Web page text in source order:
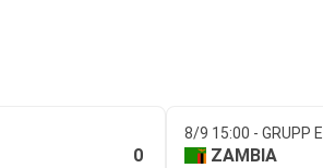
0
8/9 15:00 - GRUPP E
ZAMBIA